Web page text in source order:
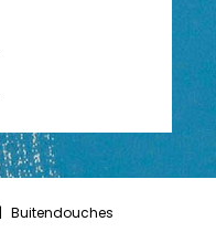
| Buitendouches